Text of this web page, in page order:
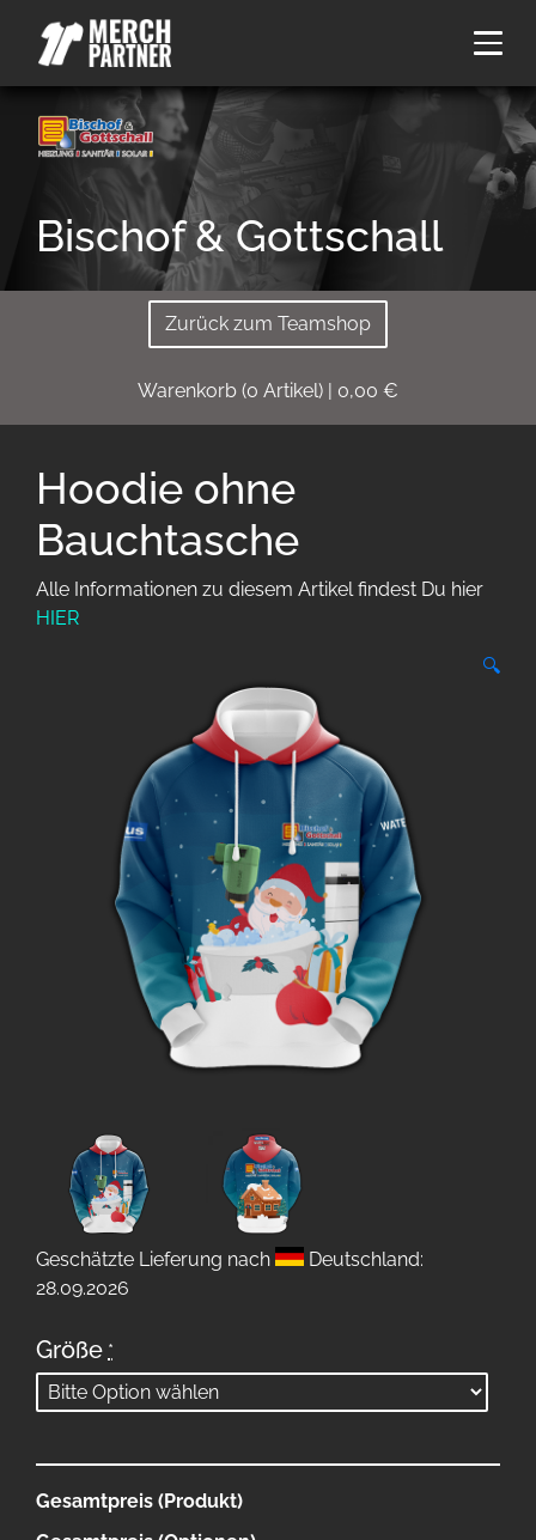
Bischof & Gottschall
Zurück zum Teamshop
Warenkorb (0 Artikel) | 0,00 €
Hoodie ohne
Bauchtasche
Alle Informationen zu diesem Artikel findest Du hier
HIER
🔍
Geschätzte Lieferung nach
Deutschland:
28.09.2026
Größe *
Gesamtpreis (Produkt)